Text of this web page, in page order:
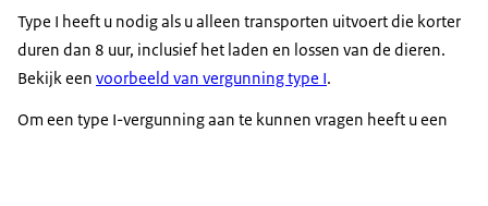
Type I heeft u nodig als u alleen transporten uitvoert die korter
duren dan 8 uur, inclusief het laden en lossen van de dieren.
Bekijk een voorbeeld van vergunning type I.
Om een type I-vergunning aan te kunnen vragen heeft u een